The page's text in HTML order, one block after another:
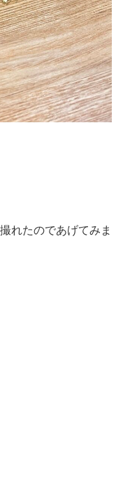
れたのであげてみま